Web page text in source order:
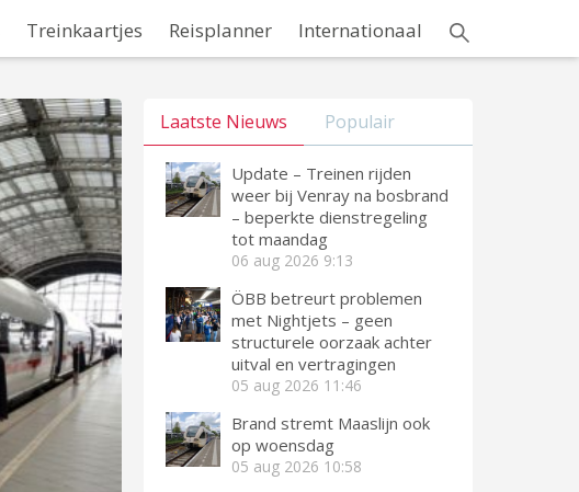
Treinkaartjes Reisplanner Internationaal
Laatste Nieuws Populair
Update – Treinen rijden
weer bij Venray na bosbrand
– beperkte dienstregeling
tot maandag
06 aug 2026 9:13
ÖBB betreurt problemen
met Nightjets – geen
structurele oorzaak achter
uitval en vertragingen
05 aug 2026 11:46
Brand stremt Maaslijn ook
op woensdag
05 aug 2026 10:58